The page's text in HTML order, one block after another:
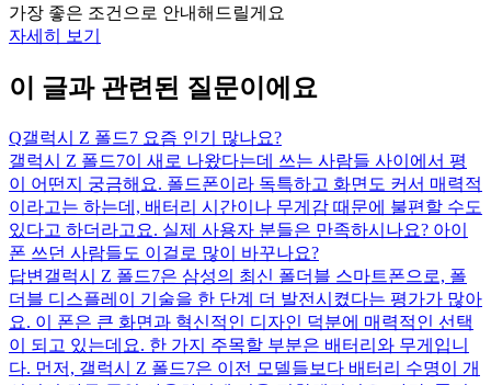
가장 좋은 조건으로 안내해드릴게요
자세히 보기
이 글과 관련된 질문이에요
Q갤럭시 Z 폴드7 요즘 인기 많나요?
갤럭시 Z 폴드7이 새로 나왔다는데 쓰는 사람들 사이에서 평
이 어떤지 궁금해요. 폴드폰이라 독특하고 화면도 커서 매력적
이라고는 하는데, 배터리 시간이나 무게감 때문에 불편할 수도
있다고 하더라고요. 실제 사용자 분들은 만족하시나요? 아이
폰 쓰던 사람들도 이걸로 많이 바꾸나요?
답변 갤럭시 Z 폴드7은 삼성의 최신 폴더블 스마트폰으로, 폴
더블 디스플레이 기술을 한 단계 더 발전시켰다는 평가가 많아
요. 이 폰은 큰 화면과 혁신적인 디자인 덕분에 매력적인 선택
이 되고 있는데요. 한 가지 주목할 부분은 배터리와 무게입니
다. 먼저, 갤럭시 Z 폴드7은 이전 모델들보다 배터리 수명이 개